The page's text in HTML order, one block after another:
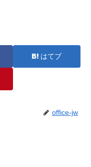
はてブ
office-jw